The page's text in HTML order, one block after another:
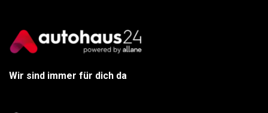
Wir sind immer für dich da